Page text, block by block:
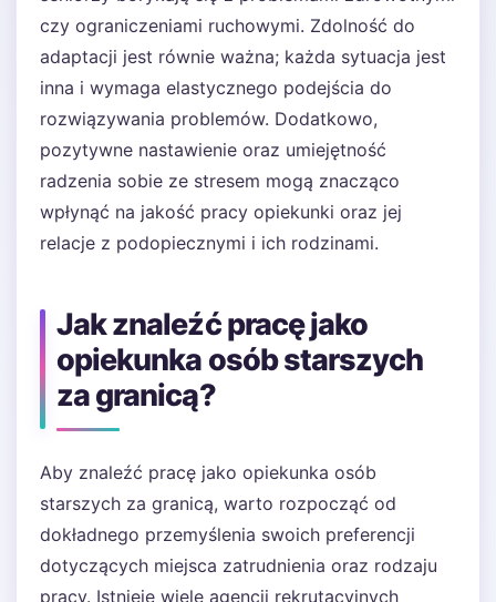
czy ograniczeniami ruchowymi. Zdolność do
adaptacji jest równie ważna; każda sytuacja jest
inna i wymaga elastycznego podejścia do
rozwiązywania problemów. Dodatkowo,
pozytywne nastawienie oraz umiejętność
radzenia sobie ze stresem mogą znacząco
wpłynąć na jakość pracy opiekunki oraz jej
relacje z podopiecznymi i ich rodzinami.
Jak znaleźć pracę jako
opiekunka osób starszych
za granicą?
Aby znaleźć pracę jako opiekunka osób
starszych za granicą, warto rozpocząć od
dokładnego przemyślenia swoich preferencji
dotyczących miejsca zatrudnienia oraz rodzaju
pracy. Istnieje wiele agencji rekrutacyjnych